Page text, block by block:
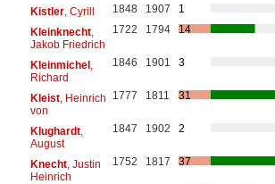
Kistler, Cyrill 1848 1907
1
Kleinknecht,
Jakob Friedrich
1722 1794 14
Kleinmichel,
Richard
1846 1901 3
Kleist, Heinrich
von
1777 1811 31
Klughardt,
August
1847 1902 2
Knecht, Justin
Heinrich
1752 1817 37